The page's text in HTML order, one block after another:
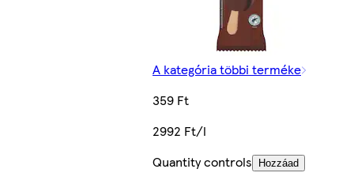
A kategória többi terméke
359 Ft
2992 Ft/l
Quantity controls
Hozzáad